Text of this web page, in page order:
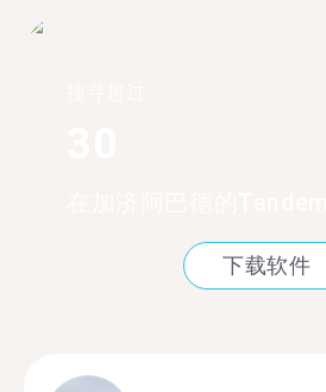
下载软件